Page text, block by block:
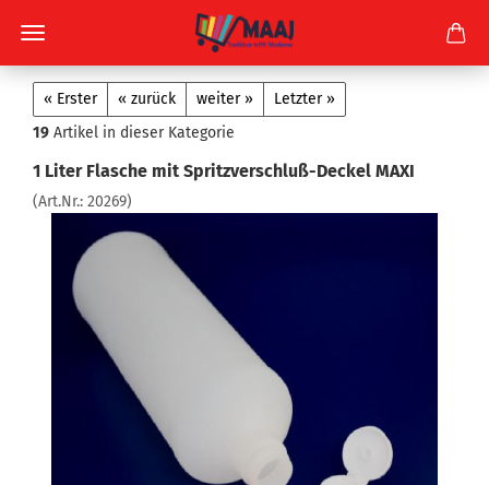
« Erster « zurück weiter »
Letzter »
19 Artikel in dieser Kategorie
1 Liter Flasche mit Spritzverschluß-Deckel MAXI
(Art.Nr.: 20269)